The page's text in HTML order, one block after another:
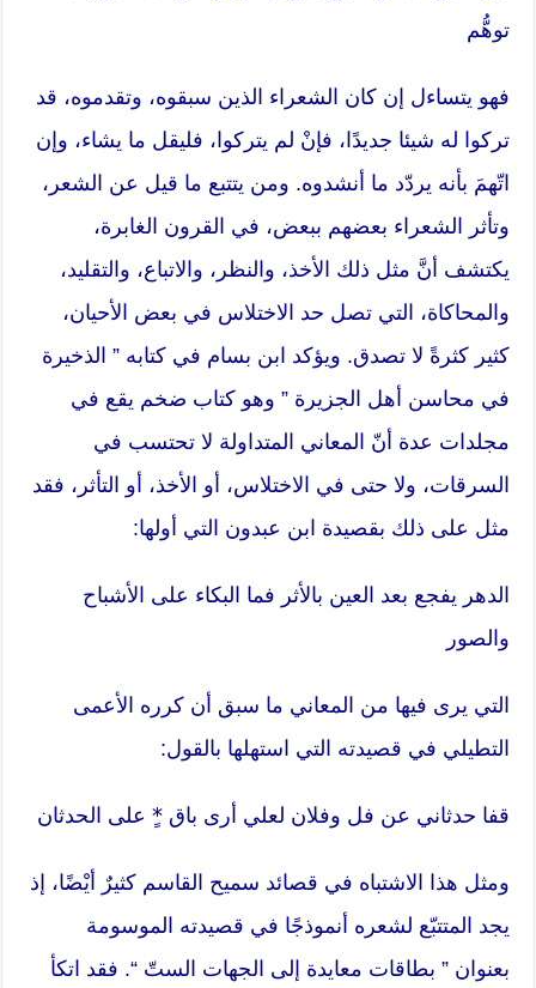
توهُّم
فهو يتساءل إن كان الشعراء الذين سبقوه، وتقدموه، قد
تركوا له شيئا جديدًا، فإنْ لم يتركوا، فليقل ما يشاء، وإن
اتّهمَ بأنه يردّد ما أنشدوه. ومن يتتبع ما قيل عن الشعر،
وتأثر الشعراء بعضهم ببعض، في القرون الغابرة،
يكتشف أنَّ مثل ذلك الأخذ، والنظر، والاتباع، والتقليد،
والمحاكاة، التي تصل حد الاختلاس في بعض الأحيان،
كثير كثرةً لا تصدق. ويؤكد ابن بسام في كتابه ” الذخيرة
في محاسن أهل الجزيرة ” وهو كتاب ضخم يقع في
مجلدات عدة أنّ المعاني المتداولة لا تحتسب في
السرقات، ولا حتى في الاختلاس، أو الأخذ، أو التأثر، فقد
مثل على ذلك بقصيدة ابن عبدون التي أولها:
الدهر يفجع بعد العين بالأثر فما البكاء على الأشباح
والصور
التي يرى فيها من المعاني ما سبق أن كرره الأعمى
التطيلي في قصيدته التي استهلها بالقول:
قفا حدثاني عن فل وفلان لعلي أرى باق *ٍ على الحدثان
ومثل هذا الاشتباه في قصائد سميح القاسم كثيرٌ أيْضًا، إذ
يجد المتتبّع لشعره أنموذجًا في قصيدته الموسومة
بعنوان ” بطاقات معايدة إلى الجهات الستّ “. فقد اتكأ